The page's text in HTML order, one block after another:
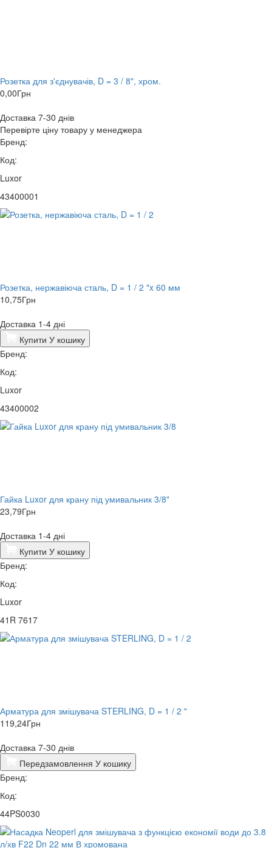
Розетка для з'єднувачів, D = 3 / 8", хром.
0,00Грн
Доставка 7-30 днів
Перевірте ціну товару у менеджера
Бренд:
Код:
Luxor
43400001
Розетка, нержавіюча сталь, D = 1 / 2 "x 60 мм
10,75Грн
Доставка 1-4 дні
Купити У кошику
Бренд:
Код:
Luxor
43400002
Гайка Luxor для крану під умивальник 3/8"
23,79Грн
Доставка 1-4 дні
Купити У кошику
Бренд:
Код:
Luxor
41R 7617
Арматура для змішувача STERLING, D = 1 / 2 "
119,24Грн
Доставка 7-30 днів
Передзамовлення У кошику
Бренд:
Код:
44PS0030